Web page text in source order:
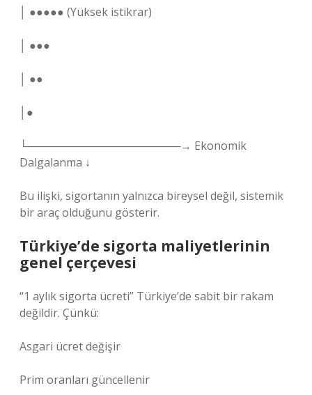
│ ●●●●● (Yüksek istikrar)
│ ●●●
│ ●●
│●
└────────────────────→ Ekonomik
Dalgalanma ↓
Bu ilişki, sigortanın yalnızca bireysel değil, sistemik
bir araç olduğunu gösterir.
Türkiye’de sigorta maliyetlerinin
genel çerçevesi
“1 aylık sigorta ücreti” Türkiye’de sabit bir rakam
değildir. Çünkü:
Asgari ücret değişir
Prim oranları güncellenir